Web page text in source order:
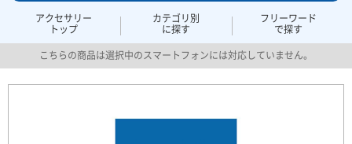
アクセサリー
トップ
カテゴリ別
に探す
フリーワード
で探す
こちらの商品は選択中のスマートフォンには対応していません。